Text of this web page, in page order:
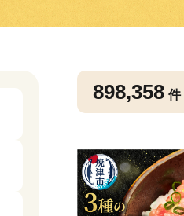
898,358 件